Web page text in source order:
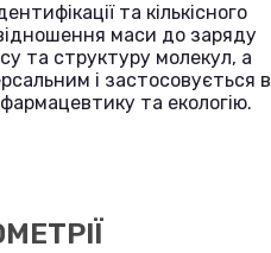
та кількісного
маси до заряду
та структуру молекул, а
і застосовується в
та екологію.